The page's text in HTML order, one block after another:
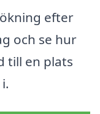
efter
och se hur
till en plats